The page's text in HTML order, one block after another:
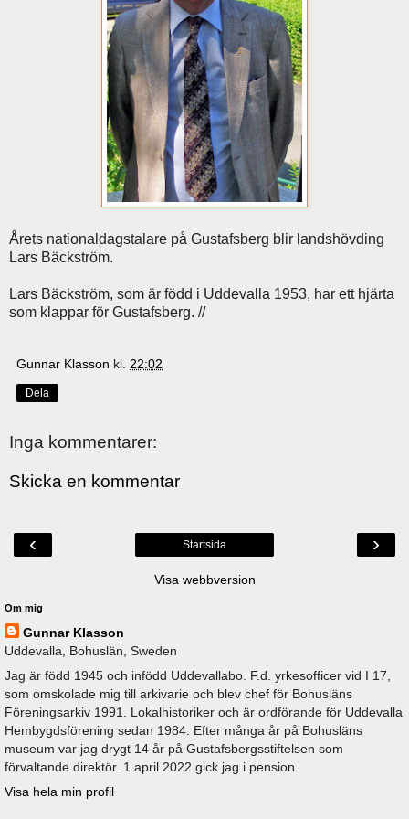
Årets nationaldagstalare på Gustafsberg blir landshövding
Lars Bäckström.
Lars Bäckström, som är född i Uddevalla 1953, har ett hjärta
som klappar för Gustafsberg. //
Gunnar Klasson kl. 22:02
Dela
Inga kommentarer:
Skicka en kommentar
‹ ›
Startsida
Visa webbversion
Om mig
Gunnar Klasson
Uddevalla, Bohuslän, Sweden
Jag är född 1945 och infödd Uddevallabo. F.d. yrkesofficer vid I 17,
som omskolade mig till arkivarie och blev chef för Bohusläns
Föreningsarkiv 1991. Lokalhistoriker och är ordförande för Uddevalla
Hembygdsförening sedan 1984. Efter många år på Bohusläns
museum var jag drygt 14 år på Gustafsbergsstiftelsen som
förvaltande direktör. 1 april 2022 gick jag i pension.
Visa hela min profil